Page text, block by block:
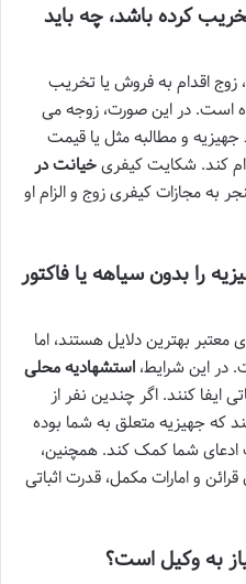
کرده باشد، چه باید
زوج اقدام به فروش یا تخریب
است. در این صورت، زوجه می
جهیزیه و مطالبه مثل یا قیمت
کند. شکایت کیفریخیانت در
به مجازات کیفری زوج و الزام او
را بدون سیاهه یا فاکتور
معتبر بهترین دلایل هستند، اما
در این شرایط، استشهادیه محلی
ایفا کنند. اگر چندین نفر از
که جهیزیه متعلق به شما بوده
ادعای شما کمک کند. همچنین،
و امارات مکمل، قدرت اثباتی
به وکیل است؟